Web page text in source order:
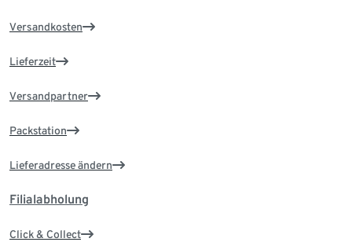
Versandkosten
Lieferzeit
Versandpartner
Packstation
Lieferadresse ändern
Filialabholung
Click & Collect